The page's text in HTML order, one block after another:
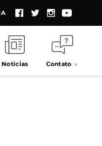
Notícias Contato